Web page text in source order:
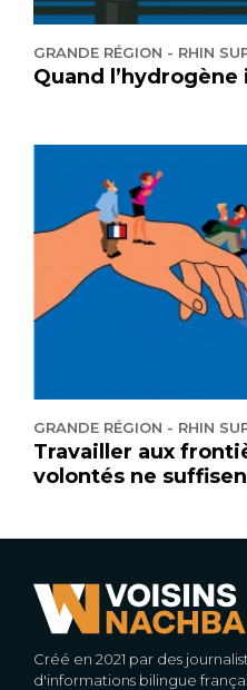
GRANDE RÉGION - RHIN
Quand
GRANDE RÉGION - RHIN
Travailler aux
volontés ne
Créé en 2021 par des
d'informations bilingue